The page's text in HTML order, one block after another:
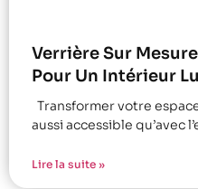
Verrière Sur
Pour Un Intérieur
Transformer votre
aussi accessible qu’avec
Lire la suite »